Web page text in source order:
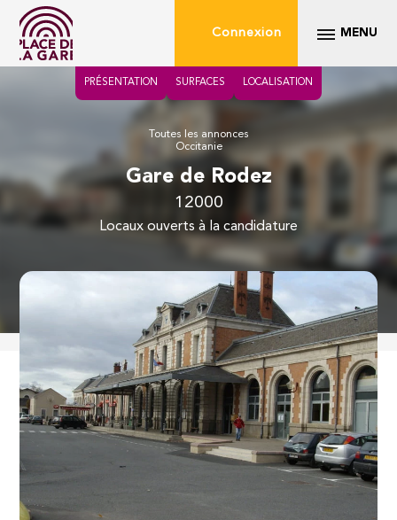
MENU
Connexion
Gare de Rodez
12000
locaux ouverts à la candidature
Toutes les annonces
Occitanie
PRÉSENTATION SURFACES LOCALISATION